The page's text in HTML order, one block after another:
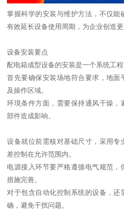
掌握科学的安装与维护方法，不仅能
有效延长设备使用周期，为企业创造更
设备安装要点
配电箱成型设备的安装是一个系统工程
首先要确保安装场地符合要求，地面
及操作区域。
环境条件方面，需要保持通风干燥，
部件造成影响。
设备就位前需核对基础尺寸，采用专
差控制在允许范围内。
电源接入环节要严格遵循电气规范，
措施完善。
对于包含自动化控制系统的设备，还
确，避免干扰问题。